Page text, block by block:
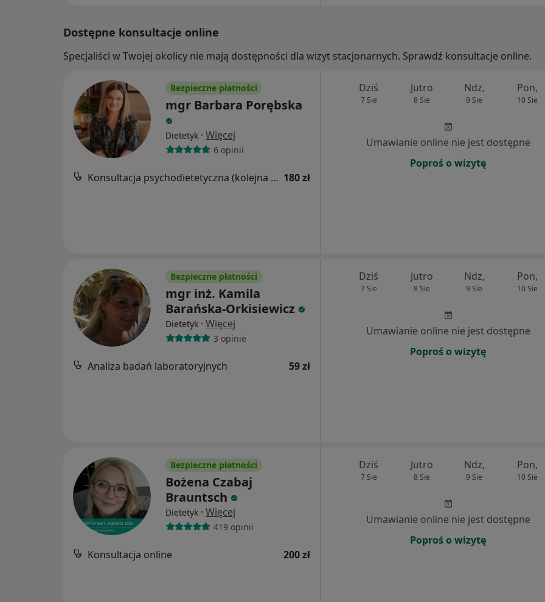
Dostępne konsultacje online
Specjaliści w Twojej okolicy nie mają dostępności dla wizyt stacjonarnych. Sprawdź konsultacje online.
Bezpieczne płatności
mgr Barbara Porębska
Dietetyk · Więcej
6 opinii
Konsultacja psychodietetyczna (kolejna wizyta) 180 zł
Dziś
7 Sie
Jutro
8 Sie
Ndz,
9 Sie
Pon,
10 Sie
Umawianie online nie jest dostępne
Poproś o wizytę
Bezpieczne płatności
mgr inż. Kamila
Barańska-Orkisiewicz
Dietetyk · Więcej
3 opinie
Analiza badań laboratoryjnych 59 zł
Dziś
7 Sie
Jutro
8 Sie
Ndz,
9 Sie
Pon,
10 Sie
Umawianie online nie jest dostępne
Poproś o wizytę
Bezpieczne płatności
Bożena Czabaj
Brauntsch
Dietetyk · Więcej
419 opinii
Konsultacja online 200 zł
Dziś
7 Sie
Jutro
8 Sie
Ndz,
9 Sie
Pon,
10 Sie
Umawianie online nie jest dostępne
Poproś o wizytę